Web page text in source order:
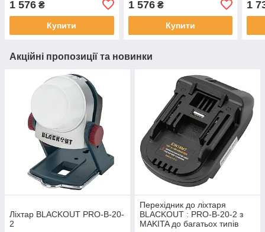
1 576 ₴
Купити
1 576₴
Купити
1
Акційні пропозиції та новинки
Лiхтар BLACKOUT PRO-B-20-
2
Перехідник до лiхтаря
BLACKOUT : PRO-B-20-2 з
MAKITA до багатьох типiв